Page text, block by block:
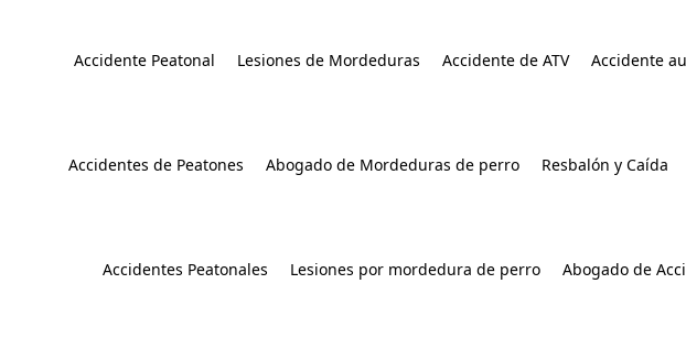
Accidente Peatonal Lesiones de Mordeduras Accidente de ATV Accidente
Accidentes de Peatones Abogado de Mordeduras de perro Resbalón y Caída
Accidentes Peatonales Lesiones por mordedura de perro Abogado de